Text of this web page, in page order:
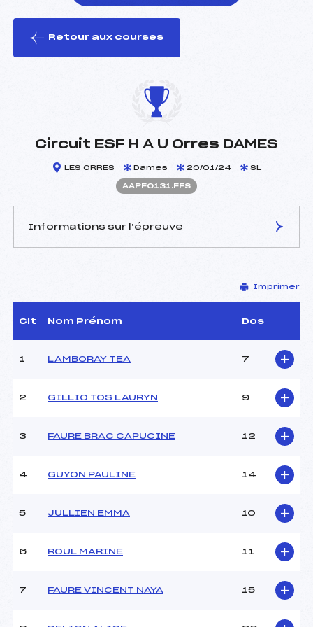
le ski
Retour aux courses
Circuit ESF H A U Orres DAMES
LES ORRES Dames 20/01/24 SL
AAPF0131.FFS
Informations sur l’épreuve
BANCAL MARIE (AP)
Arbitre :
LE DRU JEAN (AP)
Assistant :
STADE
Altitude arrivée :
1745
3448/03/17
MANCHE 1
Heure de départ :
9H45
Imprimer
Clt Nom Prénom Dos
1 LAMBORAY TEA 7
2 GILLIO TOS LAURYN 9
3 FAURE BRAC CAPUCINE 12
4 GUYON PAULINE 14
5 JULLIEN EMMA 10
6 ROUL MARINE 11
7 FAURE VINCENT NAYA 15